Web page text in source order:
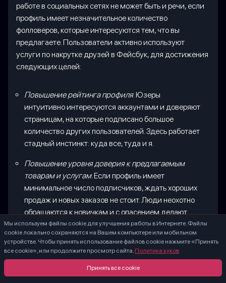
работе в социальных сетях не может быть и речи, если
профиль имеет незначительное количество
фолловеров, которые интересуются тем, что вы
предлагаете. Пользователи активно используют
услуги по накрутке друзей в Фейсбук, для достижения
следующих целей:
Повышение рейтинга профиля. Юзеры
интуитивно интересуются аккаунтами и доверяют
страницам, на которые подписано большое
количество других пользователей. Здесь работает
стадный инстинкт: куда все, туда и я.
Повышение уровня доверия к предлагаемым
товарам и услугам. Если профиль имеет
минимальное число подписчиков, ждать хороших
продаж и новых заказов не стоит. Люди неохотно
обращаются к новичкам и с опасением делают
покупки на малоизвестных страницах со
сравнительно небольшой аудиторией.
Распространение информации . Имея большое
количество фолловеров, намного проще
Мы используем файлы cookie для улучшения работы в Интернете. Файлы
cookie локально сохраняются на Вашем компьютере или мобильном
устройстве. Чтобы принять использование файлов cookie нажмите «Принять
все cookie», или продолжите просмотр сайта. Политика куков
Принять все cookie